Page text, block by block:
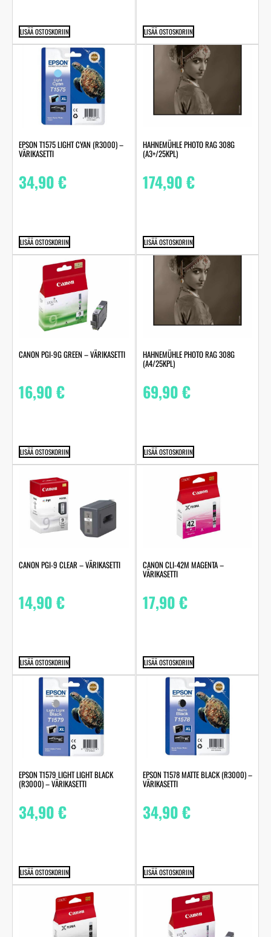
LISÄÄ OSTOSKORIIN LISÄÄ OSTOSKORIIN
EPSON T1575 LIGHT CYAN (R3000) –
VÄRIKASETTI
34,90€
LISÄÄ OSTOSKORIIN
HAHNEMÜHLE PHOTO RAG 308G
(A3+/25KPL)
174,90€
LISÄÄ OSTOSKORIIN
CANON PGI-9G GREEN – VÄRIKASETTI
16,90€
LISÄÄ OSTOSKORIIN
HAHNEMÜHLE PHOTO RAG 308G
(A4/25KPL)
69,90€
LISÄÄ OSTOSKORIIN
CANON PGI-9 CLEAR – VÄRIKASETTI
14,90€
LISÄÄ OSTOSKORIIN
CANON CLI-42M MAGENTA –
VÄRIKASETTI
17,90€
LISÄÄ OSTOSKORIIN
EPSON T1579 LIGHT LIGHT BLACK
(R3000) – VÄRIKASETTI
34,90€
LISÄÄ OSTOSKORIIN
EPSON T1578 MATTE BLACK (R3000) –
VÄRIKASETTI
34,90€
LISÄÄ OSTOSKORIIN